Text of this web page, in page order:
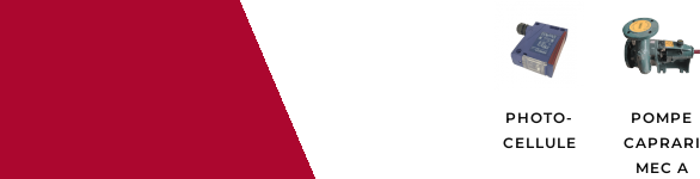
PHOTO-
CELLULE
POMPE
CAPRARI
MEC A